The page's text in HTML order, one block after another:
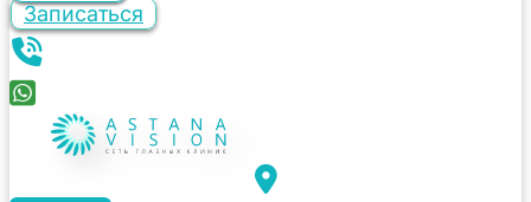
Записаться